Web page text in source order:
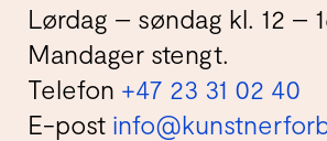
Lørdag – søndag kl. 12 –
Mandager stengt.
Telefon +47 23 31 02 40
E-post